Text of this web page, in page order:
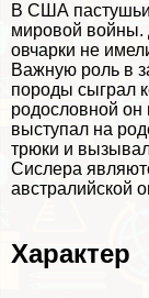
В США
мировой войны.
овчарки не
Важную роль в
породы сыграл
родословной он
выступал на
трюки и
Сислера
австралийской
Хаpaктер